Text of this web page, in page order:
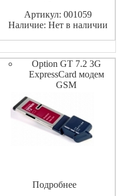
по Wi-Fi до 5 устройств.
Работает без подзарядки до 5
Артикул: 001059
Наличие: Нет в наличии
Option GT 7.2 3G
ExpressCard модем
GSM
Подробнее